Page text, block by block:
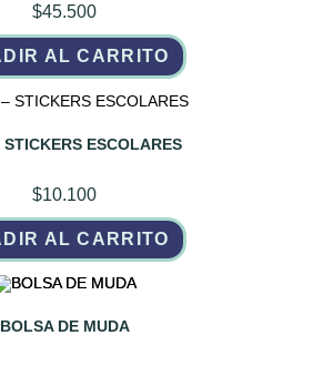
$45.500
AL CARRITO
ESCOLARES
$10.100
AL CARRITO
BOLSA DE MUDA